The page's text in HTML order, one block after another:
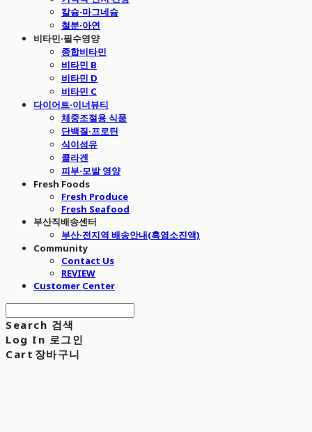
칼슘·마그네슘
철분·아연
비타민·필수영양
종합비타민
비타민 B
비타민 D
비타민 C
다이어트·이너뷰티
체중조절용 식품
단백질·프로틴
식이섬유
콜라겐
피부·모발 영양
Fresh Foods
Fresh Produce
Fresh Seafood
부산직배송센터
부산·전지역 배송안내(흑염소진액)
Community
Contact Us
REVIEW
Customer Center
Search 검색
Log In 로그인
Cart 장바구니